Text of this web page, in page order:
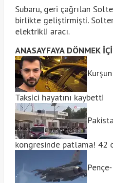
Subaru, geri çağrılan
birlikte geliştirmişti.
elektrikli aracı.
ANASAYFAYA DÖNMEK
Taksici hayatını kaybetti
kongresinde patlama! 42